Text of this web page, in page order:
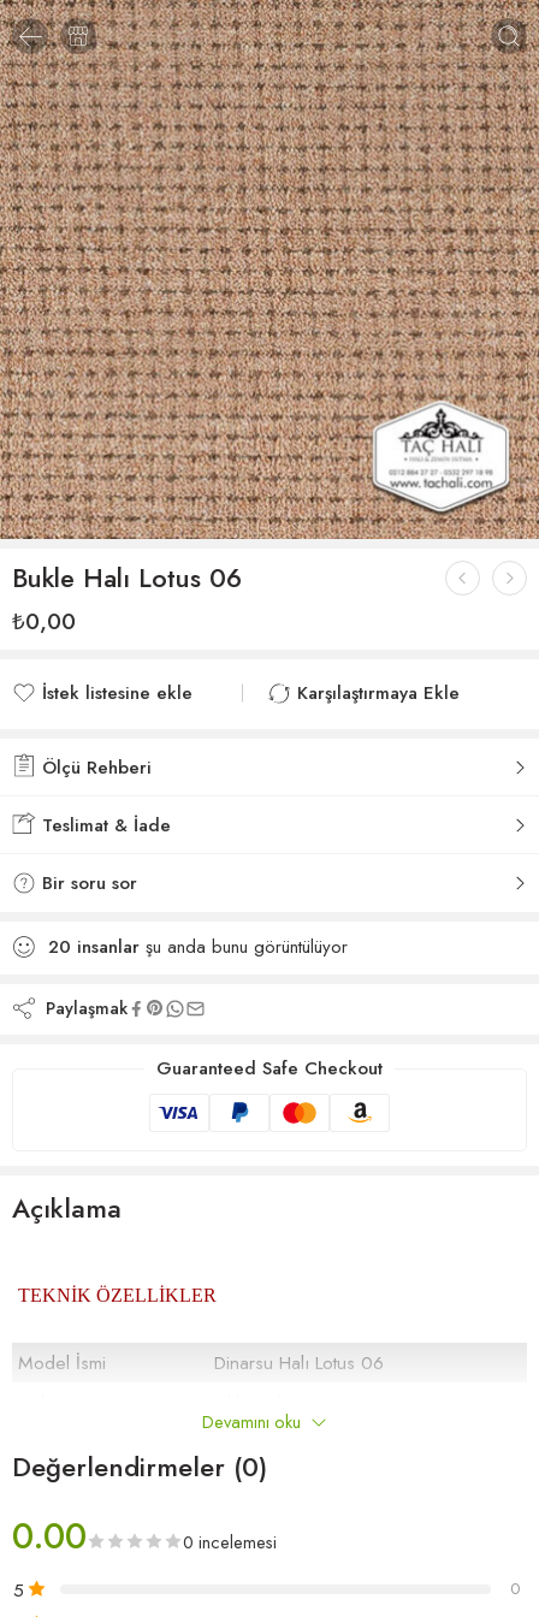
Bukle Halı Lotus 06
₺0,00
İstek listesine ekle
Karşılaştırmaya Ekle
Ölçü Rehberi
Teslimat & İade
Bir soru sor
20 insanlar şu anda bunu görüntülüyor
Paylaşmak
Guaranteed Safe Checkout
Açıklama
TEKNİK ÖZELLİKLER
Model İsmi
Dinarsu Halı Lotus 06
8 (± %5) mm.
Toplam Ağırlık /
Metrekare
Devamını oku
Değerlendirmeler (0)
0.00 0 incelemesi
5 0